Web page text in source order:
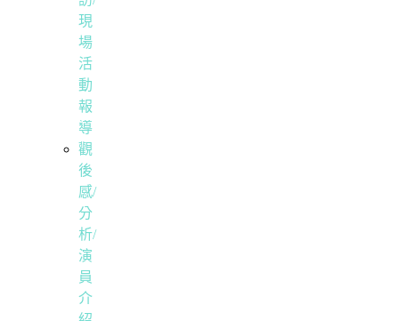
現
場
活
動
報
導
觀
後
感/
分
析/
演
員
介